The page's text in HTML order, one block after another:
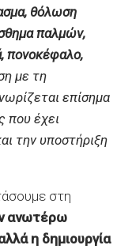
θόλωση
παλμών,
πονοκέφαλο,
με τη
επίσημα
που έχει
την υποστήριξη
στη
ανωτέρω
η δημιουργία